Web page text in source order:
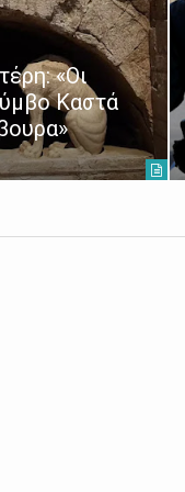
τάματα
Σέρρες